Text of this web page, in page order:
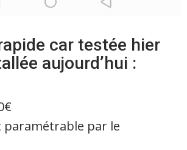
car testée hier
aujourd’hui :
par le